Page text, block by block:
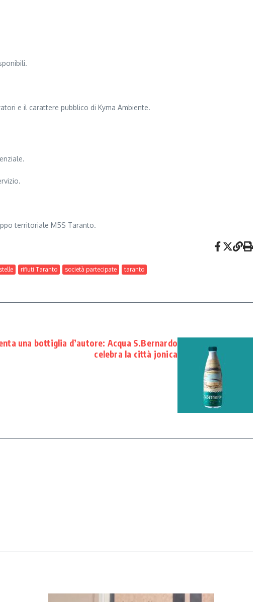
e il carattere pubblico di Kyma Ambiente.
territoriale M5S Taranto.
rifiuti Taranto società partecipate taranto
una bottiglia d’autore: Acqua S.Bernardo
celebra la città jonica